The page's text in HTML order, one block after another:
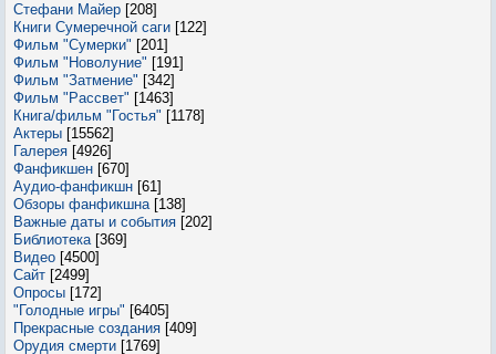
Стефани Майер [208]
Книги Сумеречной саги [122]
Фильм "Сумерки" [201]
Фильм "Новолуние" [191]
Фильм "Затмение" [342]
Фильм "Рассвет" [1463]
Книга/фильм "Гостья" [1178]
Актеры [15562]
Галерея [4926]
Фанфикшен [670]
Аудио-фанфикшн [61]
Обзоры фанфикшна [138]
Важные даты и события [202]
Библиотека [369]
Видео [4500]
Сайт [2499]
Опросы [172]
"Голодные игры" [6405]
Прекрасные создания [409]
Орудия смерти [1769]